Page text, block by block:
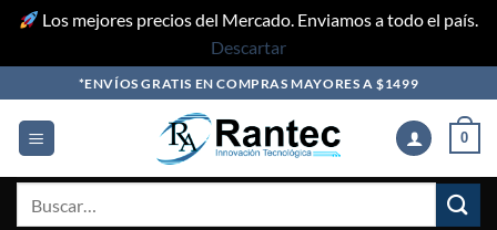
Los mejores precios del Mercado. Enviamos a todo el país.
Descartar
to
content
*ENVÍOS GRATIS EN COMPRAS MAYORES A $1499
0